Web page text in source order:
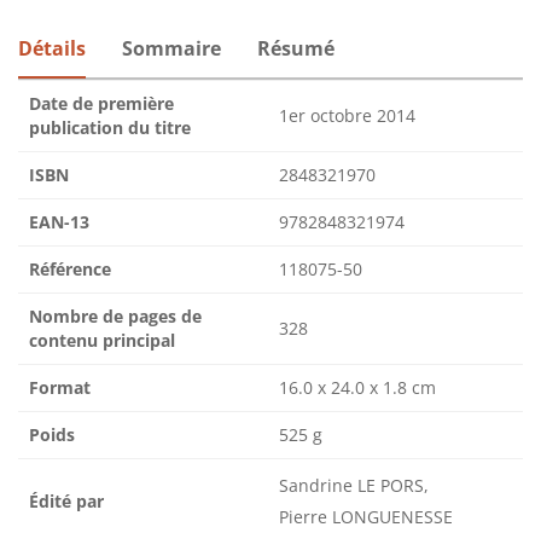
Détails Sommaire Résumé
Date de première
publication du titre
1er octobre 2014
ISBN 2848321970
EAN-13 9782848321974
Référence 118075-50
Nombre de pages de
contenu principal
328
Format 16.0 x 24.0 x 1.8 cm
Poids 525 g
Édité par
Sandrine LE PORS,
Pierre LONGUENESSE